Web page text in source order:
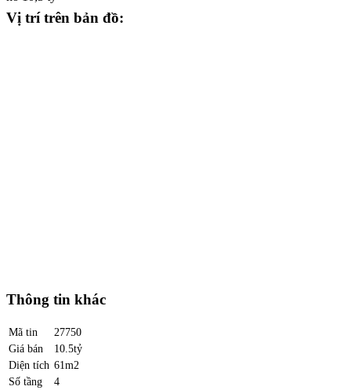
Vị trí trên bản đồ:
Thông tin khác
Mã tin
27750
Giá bán
10.5tỷ
Diện tích 61m2
Số tầng
4